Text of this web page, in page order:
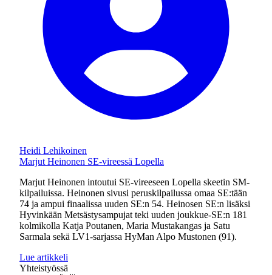
Heidi Lehikoinen
Marjut Heinonen SE-vireessä Lopella
Marjut Heinonen intoutui SE-vireeseen Lopella skeetin SM-
kilpailuissa. Heinonen sivusi peruskilpailussa omaa SE:tään
74 ja ampui finaalissa uuden SE:n 54. Heinosen SE:n lisäksi
Hyvinkään Metsästysampujat teki uuden joukkue-SE:n 181
kolmikolla Katja Poutanen, Maria Mustakangas ja Satu
Sarmala sekä LV1-sarjassa HyMan Alpo Mustonen (91).
Lue artikkeli
Yhteistyössä